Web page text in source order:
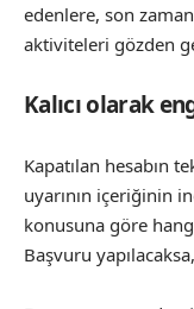
edenlere, son
aktiviteleri gözden
Kalıcı olarak
Kapatılan hesabın
uyarının içeriğinin
konusuna göre
Başvuru